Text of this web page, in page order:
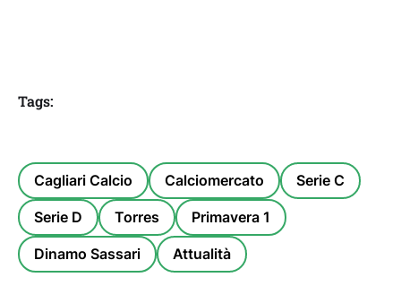
Tags:
Cagliari Calcio Calciomercato Serie C
Serie D Torres Primavera 1
Dinamo Sassari Attualità